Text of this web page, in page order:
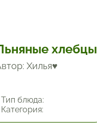
хлебцы
Хилья♥
блюда: